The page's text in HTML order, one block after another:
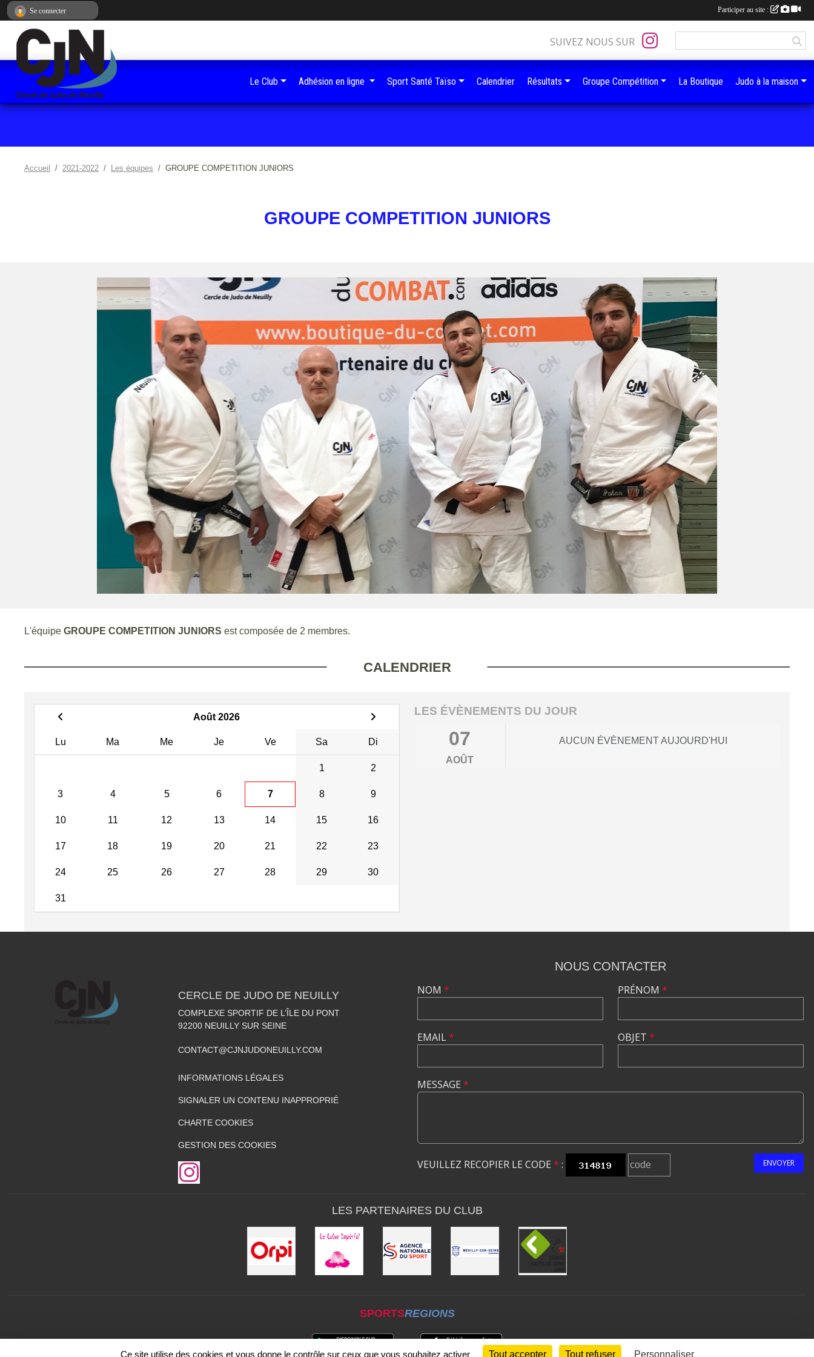
Accueil 2021-2022 Les équipes GROUPE COMPETITION JUNIORS
GROUPE COMPETITION JUNIORS
L'équipe GROUPE COMPETITION JUNIORS est composée de 2 membres.
CALENDRIER
Août 2026
Lu Ma Me Je Ve Sa Di
1 2
3 4 5 6 7 8 9
10 11 12 13 14 15 16
17 18 19 20 21 22 23
24 25 26 27 28 29 30
31
LES ÉVÈNEMENTS DU JOUR
07
AOÛT
AUCUN ÉVÈNEMENT AUJOURD'HUI
SUIVEZ NOUS SUR
Le Club Adhésion en ligne Sport Santé Taïso Calendrier Résultats Groupe Compétition La Boutique Judo à la maison
CERCLE DE JUDO DE NEUILLY
COMPLEXE SPORTIF DE L’ÎLE DU PONT
92200 NEUILLY SUR SEINE
CONTACT@CJNJUDONEUILLY.COM
INFORMATIONS LÉGALES
SIGNALER UN CONTENU INAPPROPRIÉ
CHARTE COOKIES
GESTION DES COOKIES
NOUS CONTACTER
NOM *
EMAIL*
PRÉNOM *
OBJET *
MESSAGE *
VEUILLEZ RECOPIER LE CODE * : ENVOYER
LES PARTENAIRES DU CLUB
SPORTSREGIONS
Se connecter Participer au site :
Panneau de gestion des cookies
Ce site utilise des cookies et vous donne le contrôle sur ceux que vous souhaitez activer Tout accepter Tout refuser Personnaliser